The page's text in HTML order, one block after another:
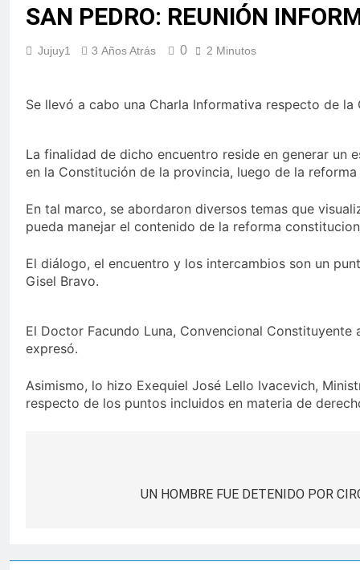
SAN PEDRO: REUNIÓN
Jujuy1 3 Años Atrás 0 2 Minutos
Se llevó a cabo una Charla Informativa respecto de
La finalidad de dicho encuentro reside en generar un
en la Constitución de la provincia, luego de la
En tal marco, se abordaron diversos temas que
pueda manejar el contenido de la reforma
El diálogo, el encuentro y los intercambios son un
Gisel Bravo.
El Doctor Facundo Luna, Convencional
expresó.
Asimismo, lo hizo Exequiel José Lello Ivacevich,
respecto de los puntos incluidos en materia de
UN HOMBRE FUE DETENIDO POR